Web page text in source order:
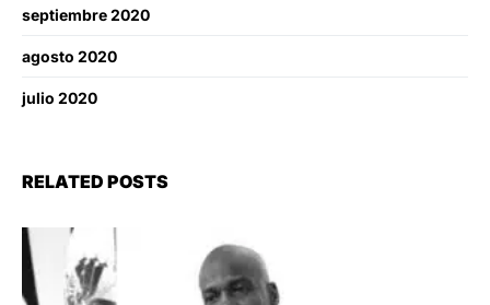
septiembre 2020
agosto 2020
julio 2020
RELATED POSTS